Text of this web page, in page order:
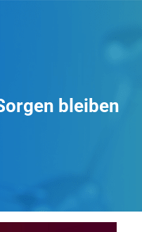
bleiben